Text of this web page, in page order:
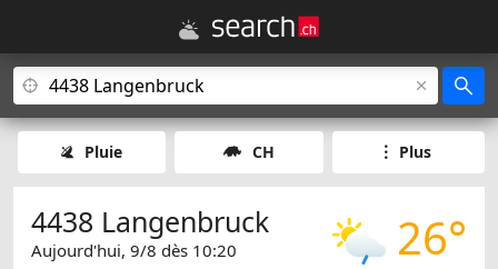
Pluie CH Plus
26°
4438 Langenbruck
Aujourd'hui, 9/8 dès 10:20